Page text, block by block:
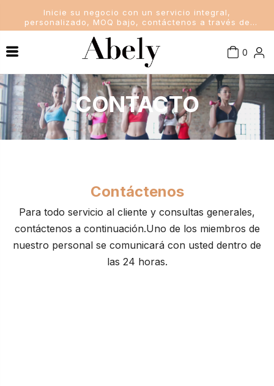
Inicie su negocio con un servicio integral,
personalizado, MOQ bajo, contáctenos a través de
sales@abelyfashion.com
0
Mujer traje de baño
Trajes de baño para hombres
Trajes de baño para niños
Conocimiento de la industria
Noticias de la compañía
Noticias de la Industria
CONTACTO
Contáctenos
Para todo servicio al cliente y consultas generales,
contáctenos a continuación.Uno de los miembros de
nuestro personal se comunicará con usted dentro de
las 24 horas.